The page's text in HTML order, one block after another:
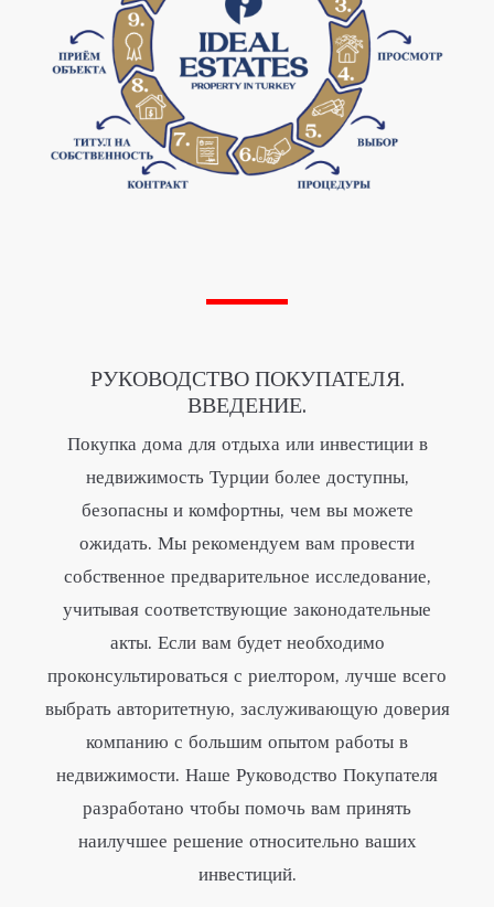
РУКОВОДСТВО ПОКУПАТЕЛЯ.
ВВЕДЕНИЕ.
Покупка дома для отдыха или инвестиции в
недвижимость Турции более доступны,
безопасны и комфортны, чем вы можете
ожидать. Мы рекомендуем вам провести
собственное предварительное исследование,
учитывая соответствующие законодательные
акты. Если вам будет необходимо
проконсультироваться с риелтором, лучше всего
выбрать авторитетную, заслуживающую доверия
компанию с большим опытом работы в
недвижимости. Наше Руководство Покупателя
разработано чтобы помочь вам принять
наилучшее решение относительно ваших
инвестиций.